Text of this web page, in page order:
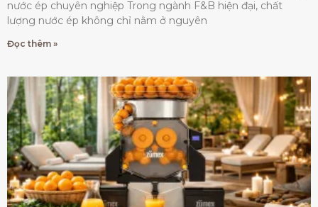
nước ép chuyên nghiệp Trong ngành F&B hiện đại, chất
lượng nước ép không chỉ nằm ở nguyên
Đọc thêm »